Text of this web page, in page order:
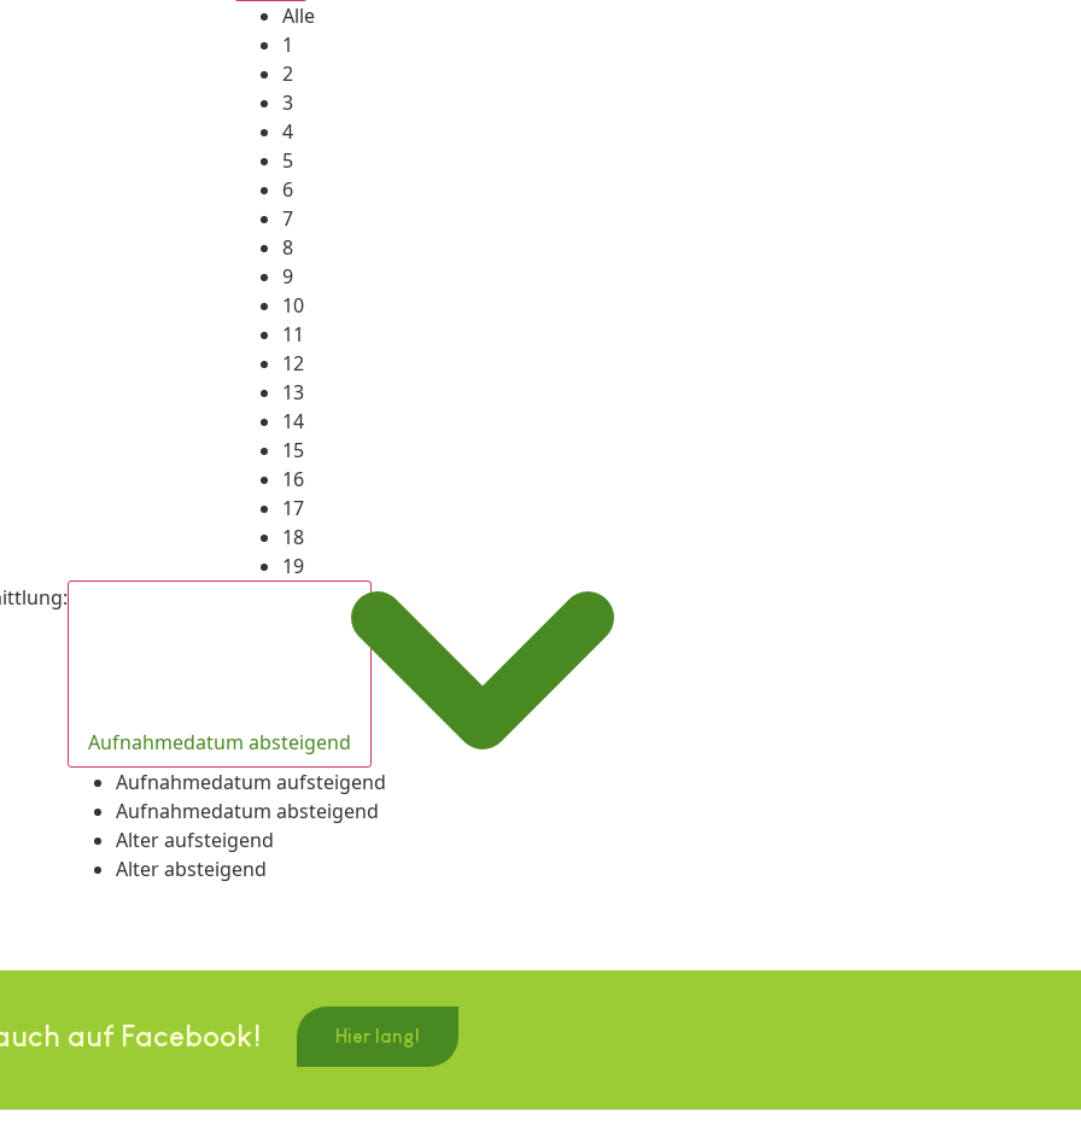
Alle
1
2
3
4
5
6
7
8
9
10
11
12
13
14
15
16
17
18
19
:
Aufnahmedatum absteigend
Aufnahmedatum aufsteigend
Aufnahmedatum absteigend
Alter aufsteigend
Alter absteigend
auf Facebook! Hier lang!